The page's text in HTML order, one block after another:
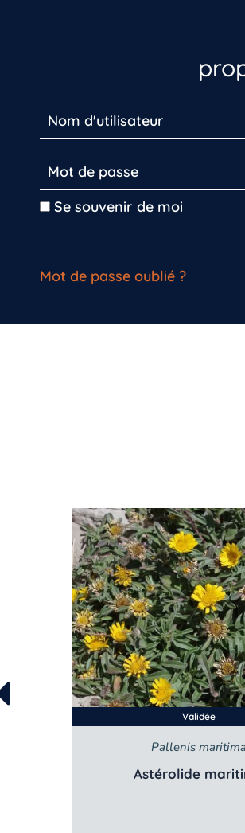
Se souvenir de moi
Mot de passe oublié ?
Validée
Pallenis maritima
Astérolide